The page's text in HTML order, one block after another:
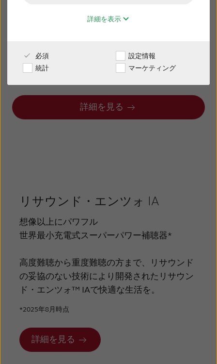
詳細を表示
必須
設定情報
統計
マーケティング
Australia Brasil
Danmark
Deutschland España
Latinoamérica Netherlands
New Zealand
Suomi Sverige
Türkçe United Kingdom
United States
عربي
ビビア
きこえはより鮮やかに
インテリジェンス・オーグメンテッド（IA)
詳細を見る
リサウンド・エンツォ IA
想像以上にパワフル
世界最小充電式スーパーパワー補聴器*
高度難聴から重度難聴の方まで、リサウンド
の妥協のない技術により開発されたリサウン
ド・エンツォ™ IAで快適な生活を。
*2025年8月時点
詳細を見る